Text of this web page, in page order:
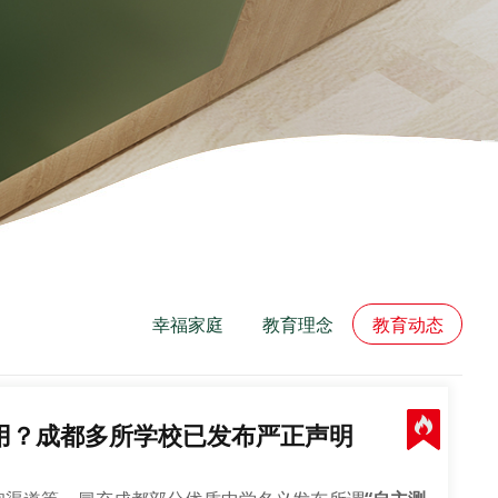
幸福家庭 教育理念 教育动态
成都多所学校已发布严正声明